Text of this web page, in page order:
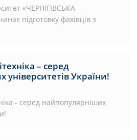
«ЧЕРНІГІВСЬКА
підготовку фахівців з
– серед
України!
- серед найпопулярніших